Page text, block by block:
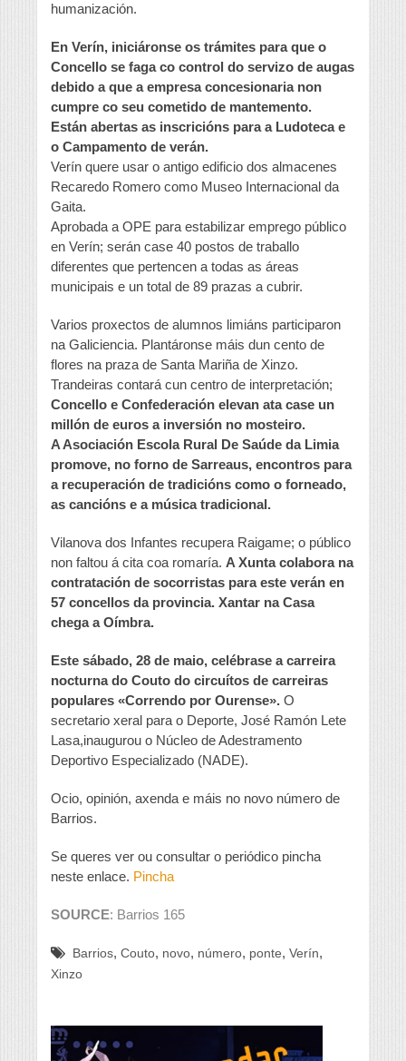
humanización.
En Verín, iniciáronse os trámites para que o
Concello se faga co control do servizo de augas
debido a que a empresa concesionaria non
cumpre co seu cometido de mantemento.
Están abertas as inscricións para a Ludoteca e
o Campamento de verán.
Verín quere usar o antigo edificio dos almacenes
Recaredo Romero como Museo Internacional da
Gaita.
Aprobada a OPE para estabilizar emprego público
en Verín; serán case 40 postos de traballo
diferentes que pertencen a todas as áreas
municipais e un total de 89 prazas a cubrir.
Varios proxectos de alumnos limiáns participaron
na Galiciencia. Plantáronse máis dun cento de
flores na praza de Santa Mariña de Xinzo.
Trandeiras contará cun centro de interpretación;
Concello e Confederación elevan ata case un
millón de euros a inversión no mosteiro.
A Asociación Escola Rural De Saúde da Limia
promove, no forno de Sarreaus, encontros para
a recuperación de tradicións como o forneado,
as cancións e a música tradicional.
Vilanova dos Infantes recupera Raigame; o público
non faltou á cita coa romaría. A Xunta colabora na
contratación de socorristas para este verán en
57 concellos da provincia. Xantar na Casa
chega a Oímbra.
Este sábado, 28 de maio, celébrase a carreira
nocturna do Couto do circuítos de carreiras
populares «Correndo por Ourense». O
secretario xeral para o Deporte, José Ramón Lete
Lasa,inaugurou o Núcleo de Adestramento
Deportivo Especializado (NADE).
Ocio, opinión, axenda e máis no novo número de
Barrios.
Se queres ver ou consultar o periódico pincha
neste enlace. Pincha
SOURCE: Barrios 165
Barrios, Couto, novo, número, ponte, Verín,
Xinzo